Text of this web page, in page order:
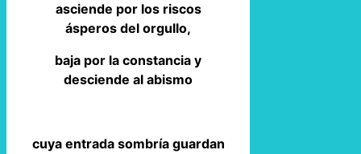
asciende por los riscos
ásperos del orgullo,
baja por la constancia y
desciende al abismo
cuya entrada sombría guardan